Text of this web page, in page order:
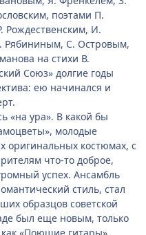
поэтами П.
Рождественским, И.
С. Островым,
на стихи В.
Союз» долгие годы
ею начинался и
«на ура». В какой бы
молодые
оригинальных костюмах, с
что-то доброе,
успех. Ансамбль
стиль, стал
образцов советской
был еще новым, только